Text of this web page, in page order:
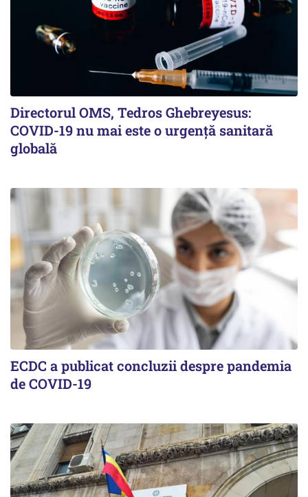
Directorul OMS, Tedros Ghebreyesus:
COVID-19 nu mai este o urgenţă sanitară
globală
ECDC a publicat concluzii despre pandemia
de COVID-19